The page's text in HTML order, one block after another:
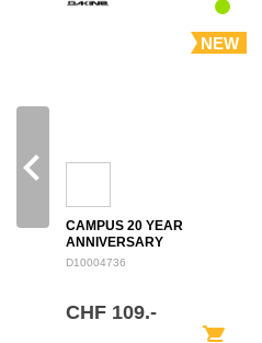
NEW
CAMPUS 20 YEAR
ANNIVERSARY
BACKPACK 28L
D10004736
CHF 109.-
shopping_cart
navigate_before